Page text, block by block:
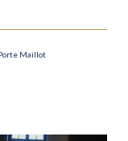
Maillot